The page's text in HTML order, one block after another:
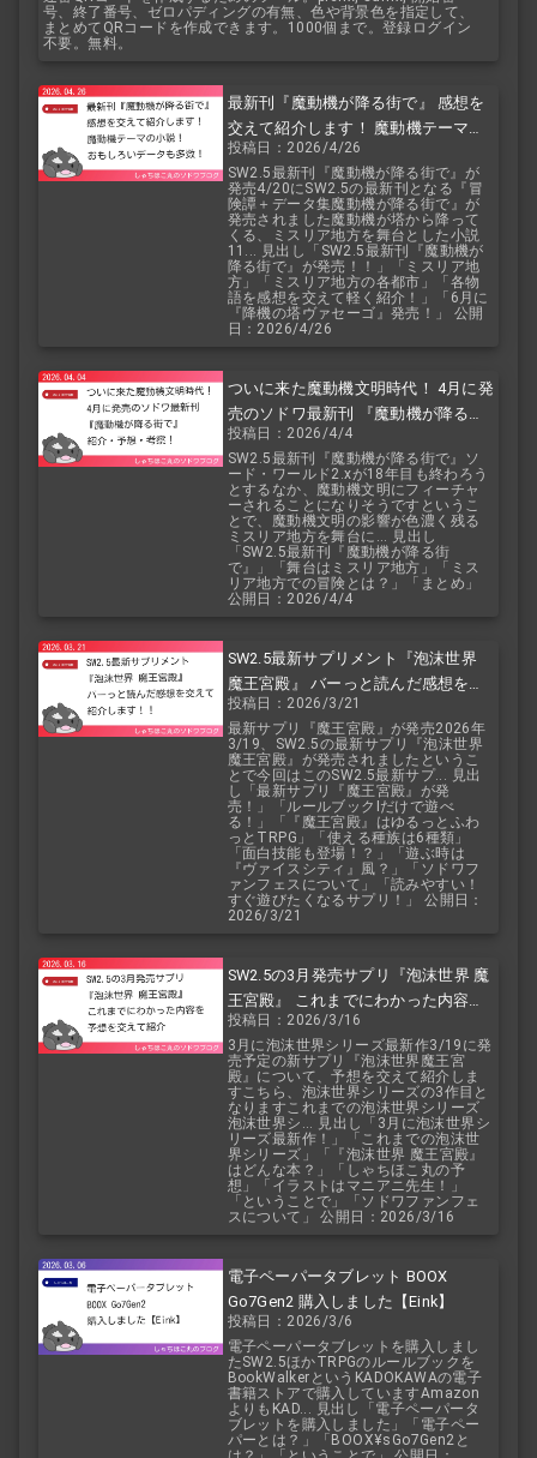
号、終了番号、ゼロパディングの有無、色や背景色を指定して、
まとめてQRコードを作成できます。1000個まで。登録ログイン
不要。無料。
最新刊『魔動機が降る街で』 感想を
交えて紹介します！ 魔動機テーマの
小説！ おもしろいデータも多数！
投稿日：2026/4/26
SW2.5最新刊『魔動機が降る街で』が
発売4/20にSW2.5の最新刊となる『冒
険譚＋データ集魔動機が降る街で』が
発売されました魔動機が塔から降って
くる、ミスリア地方を舞台とした小説
11... 見出し「SW2.5最新刊『魔動機が
降る街で』が発売！！」「ミスリア地
方」「ミスリア地方の各都市」「各物
語を感想を交えて軽く紹介！」「6月に
『降機の塔ヴァセーゴ』発売！」 公開
日：2026/4/26
ついに来た魔動機文明時代！ 4月に発
売のソドワ最新刊 『魔動機が降る街
で』 紹介・予想・考察！
投稿日：2026/4/4
SW2.5最新刊『魔動機が降る街で』ソ
ード・ワールド2.xが18年目も終わろう
とするなか、魔動機文明にフィーチャ
ーされることになりそうですというこ
とで、魔動機文明の影響が色濃く残る
ミスリア地方を舞台に... 見出し
「SW2.5最新刊『魔動機が降る街
で』」「舞台はミスリア地方」「ミス
リア地方での冒険とは？」「まとめ」
公開日：2026/4/4
SW2.5最新サプリメント『泡沫世界
魔王宮殿』 バーっと読んだ感想を交
えて紹介します！！
投稿日：2026/3/21
最新サプリ『魔王宮殿』が発売2026年
3/19、SW2.5の最新サプリ『泡沫世界
魔王宮殿』が発売されましたというこ
とで今回はこのSW2.5最新サプ... 見出
し「最新サプリ『魔王宮殿』が発
売！」「ルールブックIだけで遊べ
る！」「『魔王宮殿』はゆるっとふわ
っとTRPG」「使える種族は6種類」
「面白技能も登場！？」「遊ぶ時は
『ヴァイスシティ』風？」「ソドワフ
ァンフェスについて」「読みやすい！
すぐ遊びたくなるサプリ！」 公開日：
2026/3/21
SW2.5の3月発売サプリ『泡沫世界 魔
王宮殿』 これまでにわかった内容を
予想を交えて紹介
投稿日：2026/3/16
3月に泡沫世界シリーズ最新作3/19に発
売予定の新サプリ『泡沫世界魔王宮
殿』について、予想を交えて紹介しま
すこちら、泡沫世界シリーズの3作目と
なりますこれまでの泡沫世界シリーズ
泡沫世界シ... 見出し「3月に泡沫世界シ
リーズ最新作！」「これまでの泡沫世
界シリーズ」「『泡沫世界 魔王宮殿』
はどんな本？」「しゃちほこ丸の予
想」「イラストはマニアニ先生！」
「ということで」「ソドワファンフェ
スについて」 公開日：2026/3/16
電子ペーパータブレット BOOX
Go7Gen2 購入しました【Eink】
投稿日：2026/3/6
電子ペーパータブレットを購入しまし
たSW2.5ほかTRPGのルールブックを
BookWalkerというKADOKAWAの電子
書籍ストアで購入していますAmazon
よりもKAD... 見出し「電子ペーパータ
ブレットを購入しました」「電子ペー
パーとは？」「BOOX¥sGo7Gen2と